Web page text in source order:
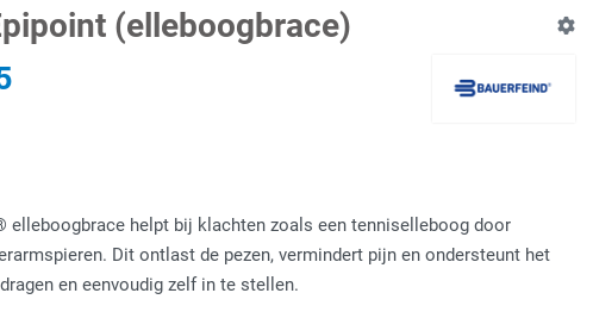
(elleboogbrace)
elleboogbrace helpt bij klachten zoals een tenniselleboog door
Dit ontlast de pezen, vermindert pijn en ondersteunt het
en eenvoudig zelf in te stellen.